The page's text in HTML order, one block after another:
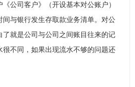
公司客户》（开设基本对公账户）
与银行发生存取款业务清单。对公
就是公司与公司之间账目往来的记
不同，如果出现流水不够的问题还